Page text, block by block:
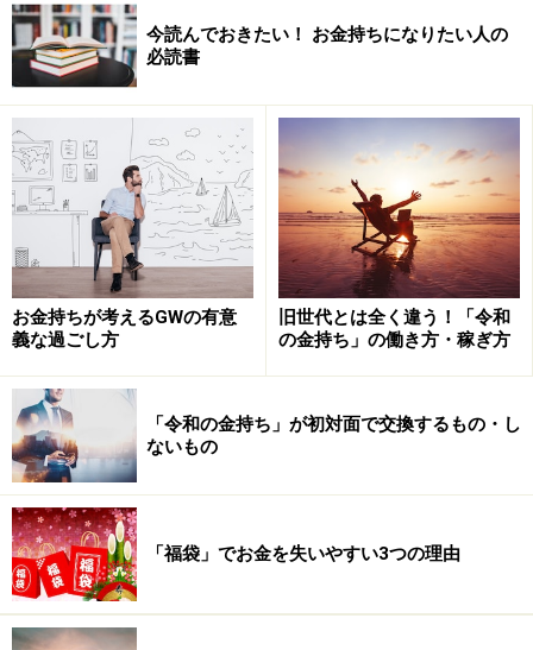
しかし考えればわかるとおり、取引が1回1回で完結する
ので、すぐに次の顧客を探さなければならず、それが半
永久的に続きます。そのため、いわゆる「夜討ち朝駆
け」といった体育会的になりがちです。さらに、景気に
左右されやすいという特徴も持っていて、不景気で真っ
先に落ち込むのはこうした業態です。
一方、仕組み化された「耕作型ビジネス」は、1回あた
りの売上は小さくても、月単位あるいは年単位で継続的
にお金が落ちるモデルです。典型例は、電力会社やサー
バーホスティング会社で、契約1件あたりの売上は月に
5000～1万円くらいですが、膨大な数を集めることで安
定化します。
また、このタイプは景気に左右されにくいものが多い。
不況だからといって電気を使わないとか、ホームページ
を閉じるということはあまりないでしょう（むしろホー
ムページをより強化するかもしれない）。
今読んでおきたい！ お金持ちになりたい人の
必読書
お金持ちが考えるGWの有意
義な過ごし方
旧世代とは全く違う！「令和
の金持ち」の働き方・稼ぎ方
「令和の金持ち」が初対面で交換するもの・し
ないもの
「福袋」でお金を失いやすい3つの理由